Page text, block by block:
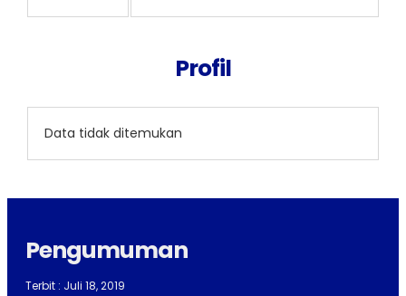
Profil
Data tidak ditemukan
Pengumuman
Terbit : Juli 18, 2019